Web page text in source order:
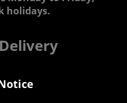
holidays.
Delivery
& Replace